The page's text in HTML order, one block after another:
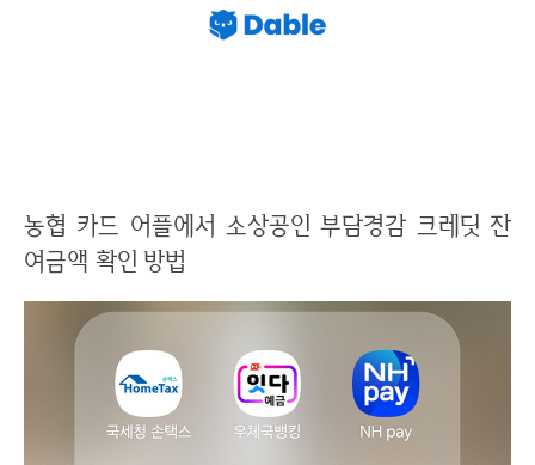
농협 카드 어플에서 소상공인 부담경감 크레딧 잔
여금액 확인 방법